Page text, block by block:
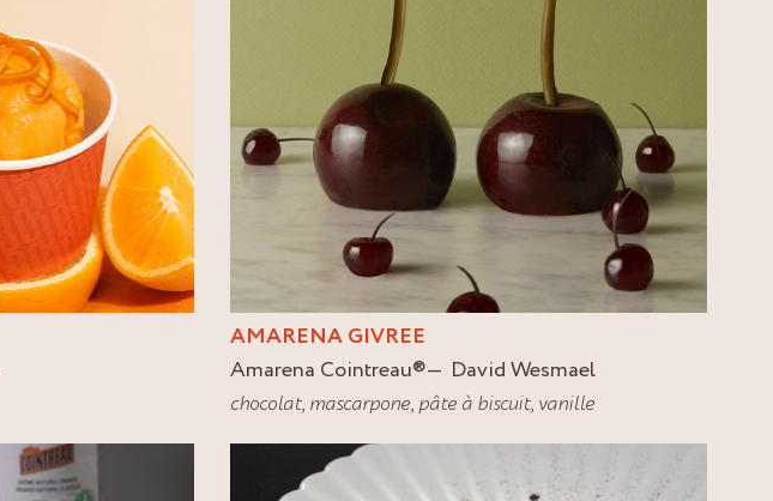
AMARENA GIVREE
Amarena Cointreau®
David Wesmael
chocolat, mascarpone, pâte à biscuit, vanille